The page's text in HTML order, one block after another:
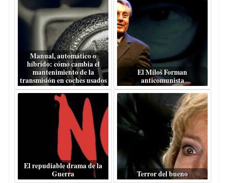
Manual, automático o
híbrido: cómo cambia el
mantenimiento de la
transmisión en coches usados
El Miloš Forman
anticomunista
El repudiable drama de la
Guerra
Terror del bueno